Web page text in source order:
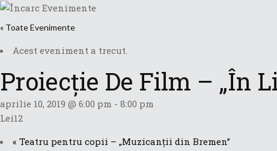
« Toate Evenimente
Acest eveniment a trecut.
Proiecție De Film – „În
aprilie 10, 2019 @ 6:00 pm - 8:00 pm
Lei12
« Teatru pentru copii – „Muzicanții din Bremen”